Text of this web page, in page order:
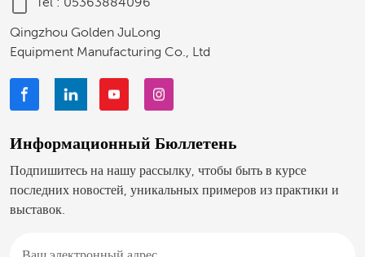
Qingzhou Golden JuLong
Equipment Manufacturing Co., Ltd
Информационный Бюллетень
Подпишитесь на нашу рассылку, чтобы быть в курсе
последних новостей, уникальных примеров из практики и
выставок.